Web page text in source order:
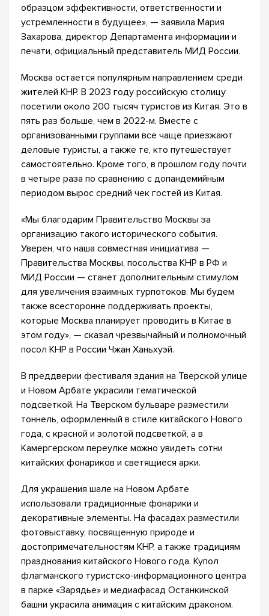
образцом эффективности, ответственности и
устремленности в будущее», — заявила Мария
Захарова, директор Департамента информации и
печати, официальный представитель МИД России.
Москва остается популярным направлением среди
жителей КНР. В 2023 году российскую столицу
посетили около 200 тысяч туристов из Китая. Это в
пять раз больше, чем в 2022-м. Вместе с
организованными группами все чаще приезжают
деловые туристы, а также те, кто путешествует
самостоятельно. Кроме того, в прошлом году почти
в четыре раза по сравнению с допандемийным
периодом вырос средний чек гостей из Китая.
«Мы благодарим Правительство Москвы за
организацию такого исторического события.
Уверен, что наша совместная инициатива —
Правительства Москвы, посольства КНР в РФ и
МИД России — станет дополнительным стимулом
для увеличения взаимных турпотоков. Мы будем
также всесторонне поддерживать проекты,
которые Москва планирует проводить в Китае в
этом году», — сказал чрезвычайный и полномочный
посол КНР в России Чжан Ханьхуэй.
В преддверии фестиваля здания на Тверской улице
и Новом Арбате украсили тематической
подсветкой. На Тверском бульваре разместили
тоннель, оформленный в стиле китайского Нового
года, с красной и золотой подсветкой, а в
Камергерском переулке можно увидеть сотни
китайских фонариков и светящиеся арки.
Для украшения шале на Новом Арбате
использовали традиционные фонарики и
декоративные элементы. На фасадах разместили
фотовыставку, посвященную природе и
достопримечательностям КНР, а также традициям
празднования китайского Нового года. Купол
флагманского туристско-информационного центра
в парке «Зарядье» и медиафасад Останкинской
башни украсила анимация с китайским драконом.